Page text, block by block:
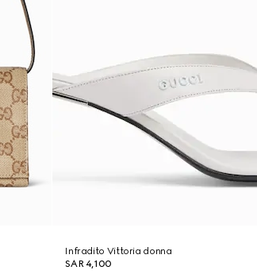
Infradito Vittoria donna
SAR 4,100